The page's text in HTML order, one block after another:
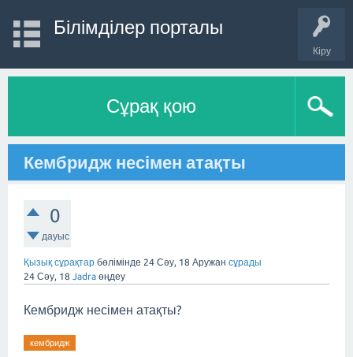
Кіру
Білімділер порталы
Сұрақ қою
Кембридж несімен атақты
0
дауыс
Қызық сұрақтар бөлімінде 24 Сәу, 18 Аружан сұрады
24 Сәу, 18 Jadra өңдеу
Кембридж несімен атақты?
кембридж